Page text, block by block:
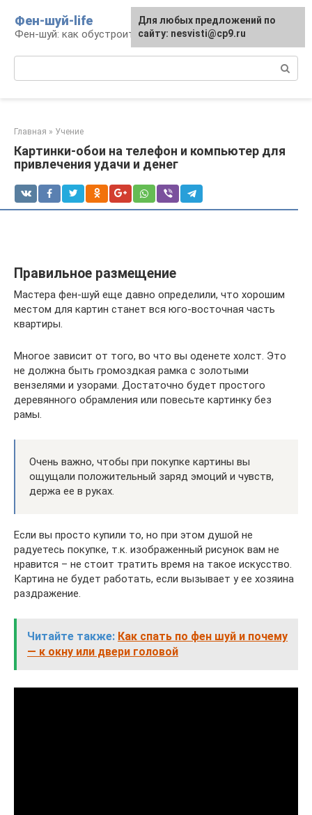
контенту
Фен-шуй-life
Фен-шуй: как обустроить свою жизнь
Главная » Учение
Картинки-обои на телефон и компьютер для
привлечения удачи и денег
Правильное размещение
Мастера фен-шуй еще давно определили, что хорошим
местом для картин станет вся юго-восточная часть
квартиры.
Многое зависит от того, во что вы оденете холст. Это
не должна быть громоздкая рамка с золотыми
вензелями и узорами. Достаточно будет простого
деревянного обрамления или повесьте картинку без
рамы.
Очень важно, чтобы при покупке картины вы
ощущали положительный заряд эмоций и чувств,
держа ее в руках.
Если вы просто купили то, но при этом душой не
радуетесь покупке, т.к. изображенный рисунок вам не
нравится – не стоит тратить время на такое искусство.
Картина не будет работать, если вызывает у ее хозяина
раздражение.
Читайте также: Как спать по фен шуй и почему
— к окну или двери головой
Для любых предложений по
сайту: nesvisti@cp9.ru